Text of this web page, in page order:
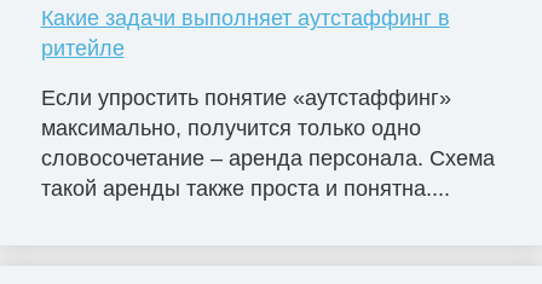
Какие задачи выполняет аутстаффинг в
ритейле
Если упростить понятие «аутстаффинг»
максимально, получится только одно
словосочетание – аренда персонала. Схема
такой аренды также проста и понятна....